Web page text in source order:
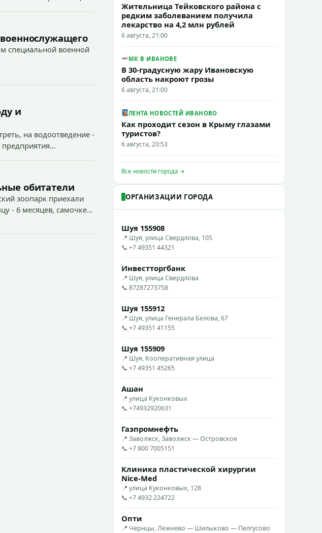
специальной военной
и
на водоотведение -
обитатели
зоопарк приехали
- 6 месяцев, самочке
Жительница Тейковского района с
редким заболеванием получила
лекарство на 4,2 млн рублей
6 августа, 21:00
МК В ИВАНОВЕ
В 30-градусную жару Ивановскую
область накроют грозы
6 августа, 21:00
ЛЕНТА НОВОСТЕЙ ИВАНОВО
Как проходит сезон в Крыму глазами
туристов?
6 августа, 20:53
Все новости города →
ОРГАНИЗАЦИИ ГОРОДА
Шуя 155908
📍 Шуя, улица Свердлова, 105
📞 +7 49351 44321
Инвестторгбанк
📍 Шуя, улица Свердлова
📞 87287273758
Шуя 155912
📍 Шуя, улица Генерала Белова, 67
📞 +7 49351 41155
Шуя 155909
📍 Шуя, Кооперативная улица
📞 +7 49351 45265
Ашан
📍 улица Куконковых
📞 +74932920631
Газпромнефть
📍 Заволжск, Заволжск — Островское
📞 +7 800 7005151
Клиника пластической хирургии
Nice-Med
📍 улица Куконковых, 128
📞 +7 4932 224722
Опти
📍 Чернцы, Лежнево — Шилыково — Пелгусово